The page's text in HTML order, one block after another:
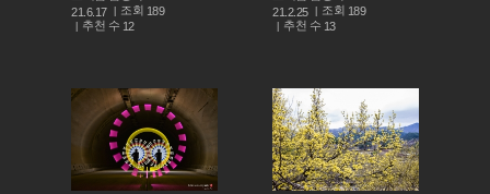
21.6.17
조회 189
추천 수 12
21.2.25
조회 189
추천 수 13